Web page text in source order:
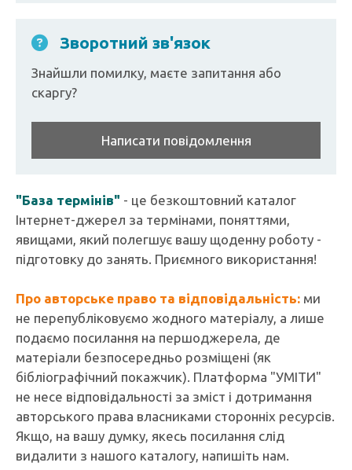
Зворотний зв'язок
Знайшли помилку, маєте запитання або
скаргу?
Написати повідомлення
"База термінів" - це безкоштовний каталог
Інтернет-джерел за термінами, поняттями,
явищами, який полегшує вашу щоденну роботу -
підготовку до занять. Приємного використання!
Про авторське право та відповідальність: ми
не перепубліковуємо жодного матеріалу, а лише
подаємо посилання на першоджерела, де
матеріали безпосередньо розміщені (як
бібліографічний покажчик). Платформа "УМІТИ"
не несе відповідальності за зміст і дотримання
авторського права власниками сторонніх ресурсів.
Якщо, на вашу думку, якесь посилання слід
видалити з нашого каталогу, напишіть нам.